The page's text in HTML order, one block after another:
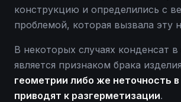
конструкцию и определились с
проблемой, которая вызвала эту
В некоторых случаях конденсат в
является признаком брака
геометрии либо же неточность
приводят к разгерметизации.